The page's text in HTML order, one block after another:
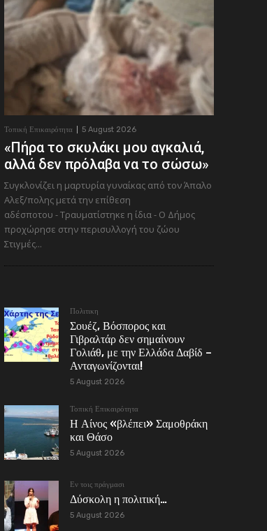
Τοπική Επικαιρότητα 5 August 2026
«Πήρα το σκυλάκι μου αγκαλιά,
αλλά δεν πρόλαβα να το σώσω»
Συγκλονίζει η μαρτυρία γυναίκας από τον Άπαλο
Αλεξ/πολης μετά την επίθεση
αδέσποτου - Τραυματίστηκε η ίδια - Ο Δήμος
προχώρησε στην περισυλλογή του ζώου
Στιγμές...
Πολιτικη
Σουέζ, Βόσπορος και
Γιβραλτάρ δεν σημαίνουν
Γολιάθ, με την Ελλάδα Δαβίδ –
Ανταγωνίζονται!
5 August 2026
Τοπική Επικαιρότητα
Η Αίνος «βλέπει» Σαμοθράκη
και Θάσο
5 August 2026
Εν τοις πράγμασι
Δύσκολη η πολιτική…
5 August 2026